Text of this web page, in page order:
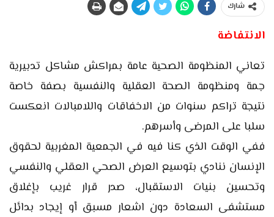
شارك
الانتفاضة
تعاني المنظومة الصحية عامة بمراكش مشاكل تدبيرية
جمة ومنظومة الصحة العقلية والنفسية بصفة خاصة
نتيجة تراكم سنوات من الاخفاقات واللامبالات انعكست
سلبا على المرضى وأسرهم.
ففي الوقت الذي كنا فيه في الجمعية المغربية لحقوق
الإنسان ننادي بتوسيع العرض الصحي العقلي والنفسي
وتحسين بنيات الاستقبال، صدر قرار غريب بإغلاق
مستشفى السعادة دون اشعار مسبق أو إيجاد بدائل